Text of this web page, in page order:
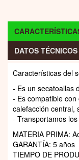
DATOS TÉCNICOS
Características del
- Es un secatoallas
- Es compatible
calefacción central,
- Transportamos
MATERIA PRIMA:
GARANTÍA: 5 años
TIEMPO DE